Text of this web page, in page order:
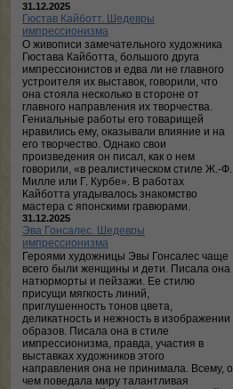
31.12.2025
Гюстав Кайботт. Шедевры
импрессионизма
О живописи замечательного художника
Гюстава Кайботта, большого друга
импрессионистов и едва ли не главного
устроителя их выставок, говорили, что
она стояла несколько в стороне от
главного направления их творчества.
Гениальные работы его товарищей
нравились ему, оказывали влияние и на
его творчество. Однако свои
произведения он писал, как о нем
говорили, «в реалистическом стиле Ж.-Ф.
Милле или Г. Курбе». В работах
Кайботта угадывалось знакомство
мастера с японскими гравюрами.
31.12.2025
Эва Гонсалес. Шедевры
импрессионизма
Героями художницы Эвы Гонсалес чаще
всего были женщины и дети. Писала она
натюрморты и пейзажи. Ее стилю
присущи мягкость линий,
приглушенность тонов цвета,
деликатность и нежность в изображении
образов. Писала она в стиле
импрессионизма, правда, участия в
выставках художников этого
направления она не принимала. Всему, о
чем поведала миру талантливая